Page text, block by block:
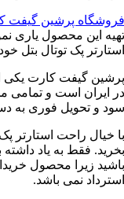
فروشگاه پرشین گیفت
تهیه این محصول یاری
استارتر پک توتال بتل
پرشین گیفت کارت یکی
در ایران است و تمامی
سود و تحویل فوری به
با خیال راحت استارتر
بخرید. فقط به یاد
باشید زیرا محصول
استرداد نمی باشد.